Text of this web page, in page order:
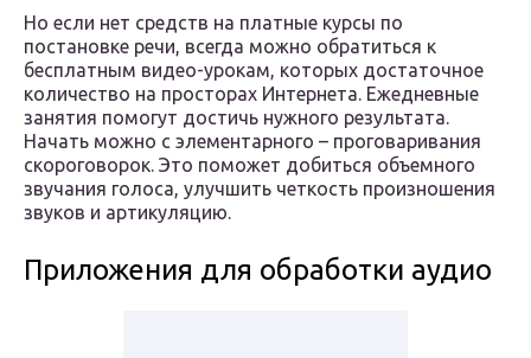
Но если нет средств на платные курсы по
постановке речи, всегда можно обратиться к
бесплатным видео-урокам, которых достаточное
количество на просторах Интернета. Ежедневные
занятия помогут достичь нужного результата.
Начать можно с элементарного – проговаривания
скороговорок. Это поможет добиться объемного
звучания голоса, улучшить четкость произношения
звуков и артикуляцию.
Приложения для обработки аудио